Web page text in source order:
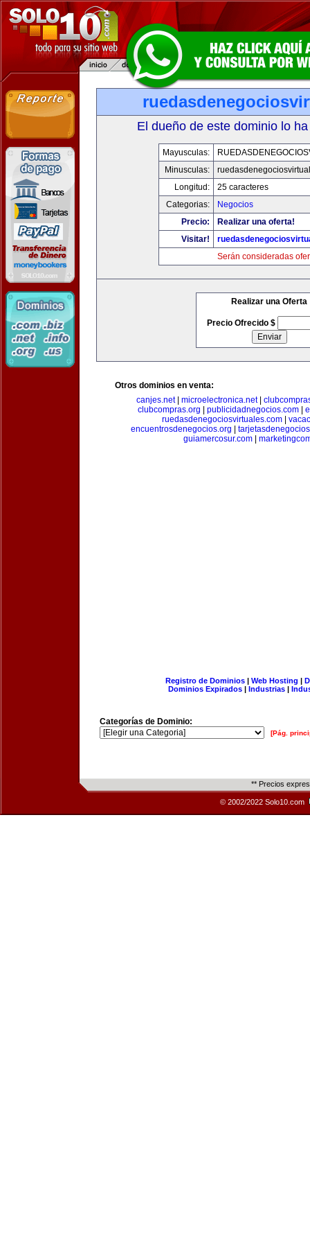
El dueño de este dominio lo
Mayusculas:
Minusculas:
Longitud:
25 caracteres
Categorias:
Negocios
Precio:
Realizar una oferta!
Visitar!
Serán consideradas
Realizar una Oferta
Precio Ofrecido $
Otros dominios en venta:
canjes.net| microelectronica.net|
clubcompras.org
publicidadnegocios.com
ruedasdenegociosvirtuales.com|
encuentrosdenegocios.org
guiamercosur.com
Registro de Dominios| Web Hosting |
Dominios Expirados | Industrias |
Categorías de Dominio:
[Pág.
** Precios
© 2002/2022 Solo10.com